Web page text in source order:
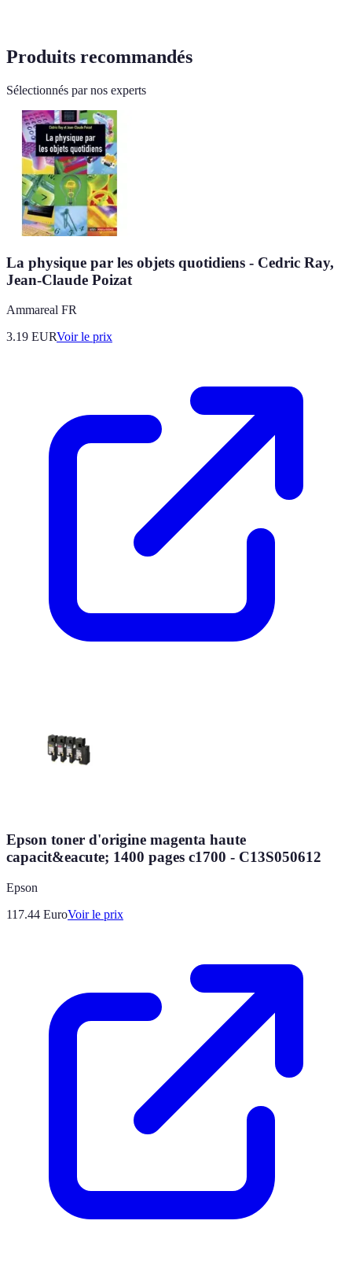
Produits recommandés
Sélectionnés par nos experts
La physique par les objets quotidiens - Cedric Ray,
Jean-Claude Poizat
Ammareal FR
3.19 EURVoir le prix
Epson toner d'origine magenta haute
capacit&eacute; 1400 pages c1700 - C13S050612
Epson
117.44 EuroVoir le prix